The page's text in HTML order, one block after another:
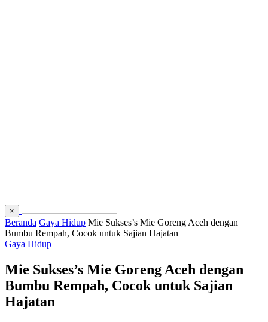
×
Beranda Gaya Hidup Mie Sukses’s Mie Goreng Aceh dengan
Bumbu Rempah, Cocok untuk Sajian Hajatan
Gaya Hidup
Mie Sukses’s Mie Goreng Aceh dengan
Bumbu Rempah, Cocok untuk Sajian
Hajatan